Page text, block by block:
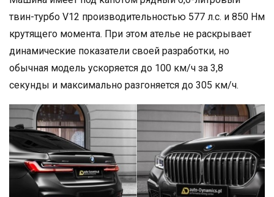
твин-турбо V12 производительностью 577 л.с. и 850 Нм
крутящего момента. При этом ателье не раскрывает
динамические показатели своей разработки, но
обычная модель ускоряется до 100 км/ч за 3,8
секунды и максимально разгоняется до 305 км/ч.